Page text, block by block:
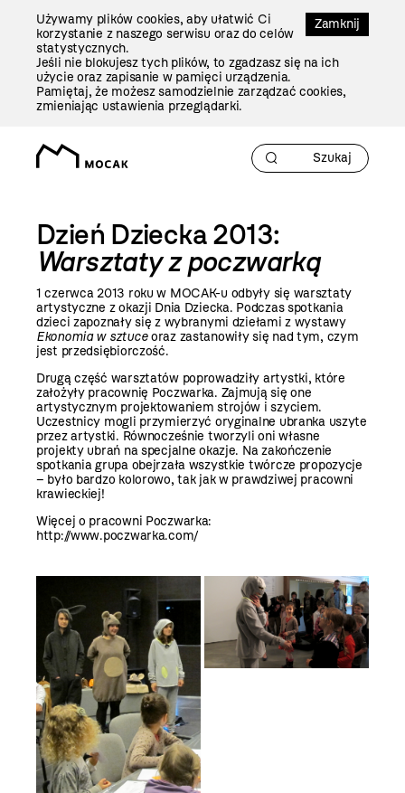
Zamknij
Używamy plików cookies, aby ułatwić Ci
korzystanie z naszego serwisu oraz do celów
statystycznych.
Jeśli nie blokujesz tych plików, to zgadzasz się na ich
użycie oraz zapisanie w pamięci urządzenia.
Pamiętaj, że możesz samodzielnie zarządzać cookies,
zmieniając ustawienia przeglądarki.
Dzień Dziecka 2013:
Warsztaty z poczwarką
1 czerwca 2013 rokuw MOCAK-u odbyły się warsztaty
artystyczne z okazji Dnia Dziecka. Podczas spotkania
dzieci zapoznały się z wybranymi dziełami z wystawy
Ekonomia w sztuceoraz zastanowiły się nad tym, czym
jest przedsiębiorczość.
Drugą część warsztatów poprowadziły artystki, które
założyły pracownię Poczwarka. Zajmują się one
artystycznym projektowaniem strojów i szyciem.
Uczestnicy mogli przymierzyć oryginalne ubranka uszyte
przez artystki. Równocześnie tworzyli oni własne
projekty ubrań na specjalne okazje. Na zakończenie
spotkania grupa obejrzała wszystkie twórcze propozycje
– było bardzo kolorowo, tak jak w prawdziwej pracowni
krawieckiej!
Więcej o pracowni Poczwarka:
http://www.poczwarka.com/